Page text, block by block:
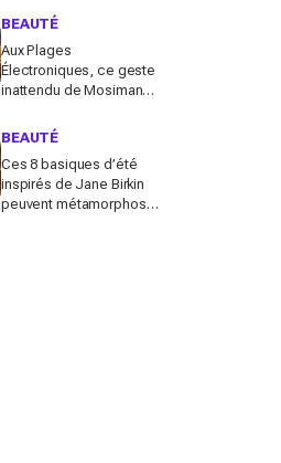
font l'inverse)
BEAUTÉ
Aux Plages
Électroniques, ce geste
inattendu de Mosimann
Pokora-Christina Milian
BEAUTÉ
Ces 8 basiques d’été
inspirés de Jane Birkin
peuvent métamorphoser